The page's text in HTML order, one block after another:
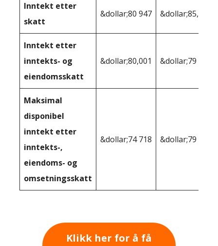
Inntekt etter
skatt
&dollar;80 947 &dollar;85,232
Inntekt etter
inntekts- og
eiendomsskatt
&dollar;80,001 &dollar;79 244
Maksimal
disponibel
inntekt etter
inntekts-,
eiendoms- og
omsetningsskatt
&dollar;74 718 &dollar;79 244
Klikk her for å få